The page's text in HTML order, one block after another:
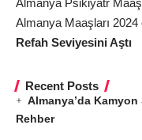
Almanya Maaşları 2024
Refah Seviyesini Aştı
Recent Posts
Almanya’da Kamyon
Rehber